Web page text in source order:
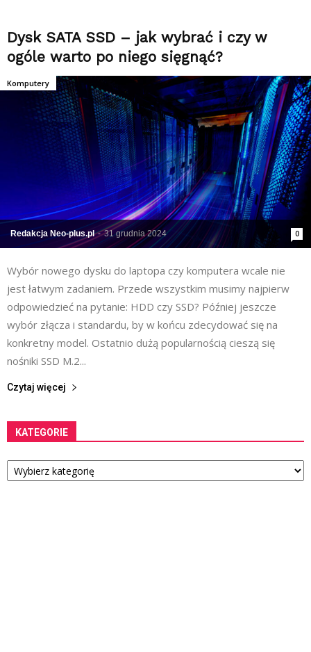
Dysk SATA SSD – jak wybrać i czy w
ogóle warto po niego sięgnąć?
Redakcja Neo-plus.pl - 31 grudnia 2024 0
Komputery
Wybór nowego dysku do laptopa czy komputera wcale nie
jest łatwym zadaniem. Przede wszystkim musimy najpierw
odpowiedzieć na pytanie: HDD czy SSD? Później jeszcze
wybór złącza i standardu, by w końcu zdecydować się na
konkretny model. Ostatnio dużą popularnością cieszą się
nośniki SSD M.2...
Czytaj więcej
KATEGORIE
Kategorie